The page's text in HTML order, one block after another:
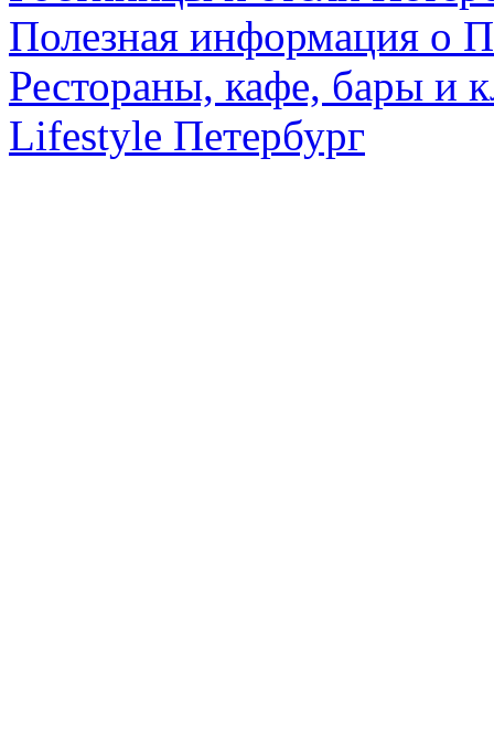
Полезная информация о
Рестораны, кафе, бары и
Lifestyle Петербург